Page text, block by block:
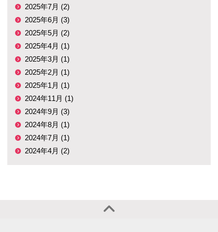
2025年7月 (2)
2025年6月 (3)
2025年5月 (2)
2025年4月 (1)
2025年3月 (1)
2025年2月 (1)
2025年1月 (1)
2024年11月 (1)
2024年9月 (3)
2024年8月 (1)
2024年7月 (1)
2024年4月 (2)